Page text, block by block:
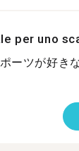
per uno
ーツが好き